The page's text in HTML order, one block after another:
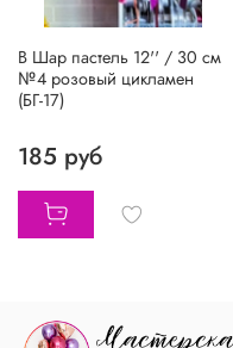
B Шар пастель 12'' / 30 см
№4 розовый цикламен
(БГ-17)
185 руб